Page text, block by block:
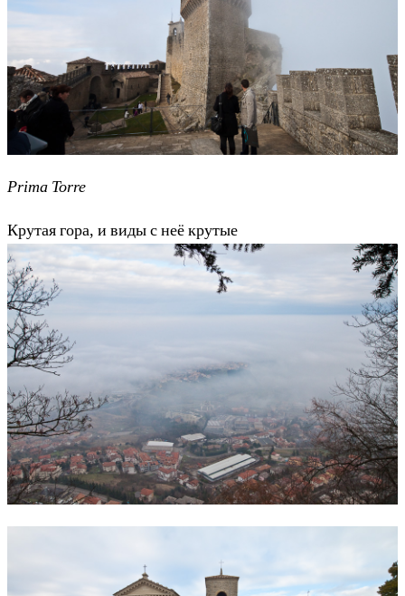
Prima Torre
Крутая гора, и виды с неё крутые